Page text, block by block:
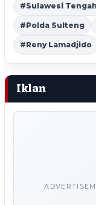
#Sulawesi Tengah
#Polda Sulteng
#Reny Lamadjido
Iklan